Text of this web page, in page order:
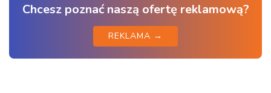
Chcesz poznać naszą ofertę reklamową?
REKLAMA →